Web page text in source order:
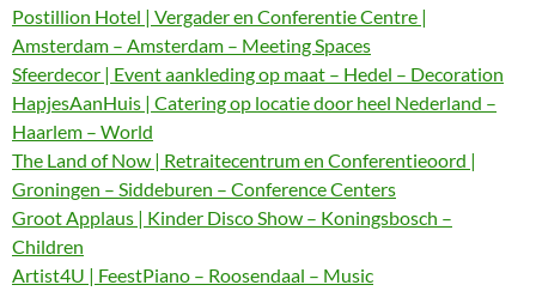
Postillion Hotel | Vergader en Conferentie Centre |
Amsterdam – Amsterdam – Meeting Spaces
Sfeerdecor | Event aankleding op maat – Hedel – Decoration
HapjesAanHuis | Catering op locatie door heel Nederland –
Haarlem – World
The Land of Now | Retraitecentrum en Conferentieoord |
Groningen – Siddeburen – Conference Centers
Groot Applaus | Kinder Disco Show – Koningsbosch –
Children
Artist4U | FeestPiano – Roosendaal – Music